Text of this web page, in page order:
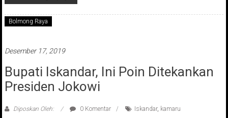
Bolmong Raya
Desember 17, 2019
Bupati Iskandar, Ini Poin Ditekankan
Presiden Jokowi
Diposkan Oleh: 0 Komentar Iskandar, kamaru